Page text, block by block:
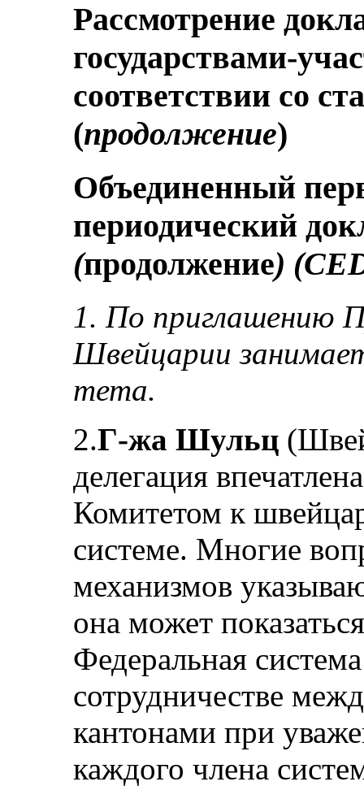
Рассмотрение
государствами-
соответствии со
(продолжение)
Объединенный
периодический
(продолжение)
1. По приглашению
Швейцарии
тета.
2.Г-жа Шульц
делегация
Комитетом к
системе. Многие
механизмов
она может
Федеральная
сотрудничестве
кантонами при
каждого члена